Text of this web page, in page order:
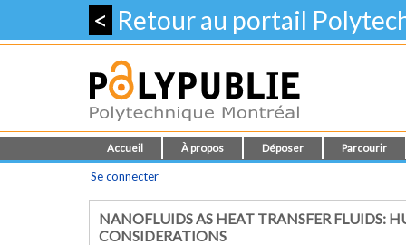
< Retour au portail
Accueil À propos Déposer Parcourir
Se connecter
NANOFLUIDS AS HEAT TRANSFER FLUIDS:
CONSIDERATIONS